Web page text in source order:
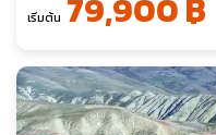
เริ่มต้น 79,900 ฿